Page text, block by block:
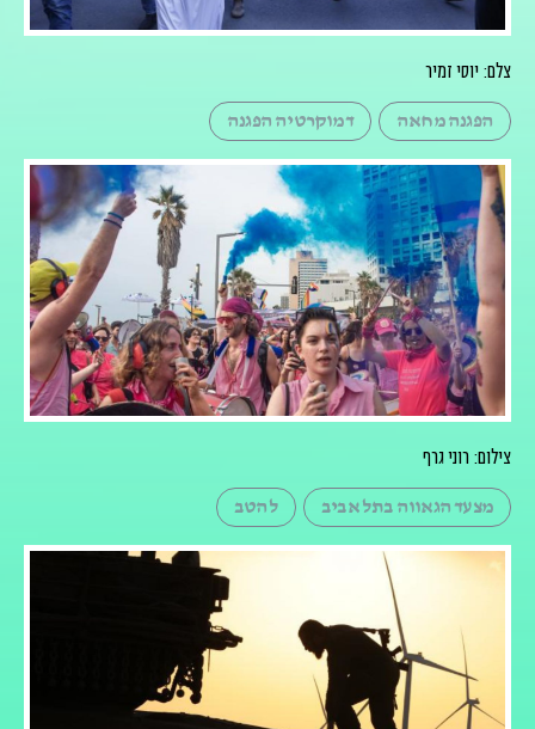
צלם: יוסי זמיר
הפגנה מחאה דמוקרטיה הפגנה
צילום: רוני גרף
מצעד הגאווה בתל אביב להטב